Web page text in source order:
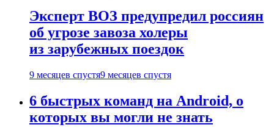
Эксперт ВОЗ предупредил россиян
об угрозе завоза холеры
из зарубежных поездок
9 месяцев спустя9 месяцев спустя
6 быстрых команд на Android, о
которых вы могли не знать